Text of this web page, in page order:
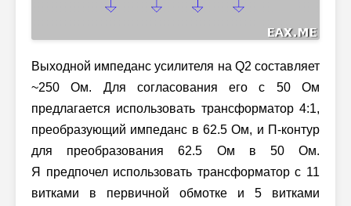
Выходной импеданс усилителя на Q2 составляет
~250 Ом. Для согласования его с 50 Ом
предлагается использовать трансформатор 4:1,
преобразующий импеданс в 62.5 Ом, и П-контур
для преобразования 62.5 Ом в 50 Ом.
Я предпочел использовать трансформатор с 11
витками в первичной обмотке и 5 витками